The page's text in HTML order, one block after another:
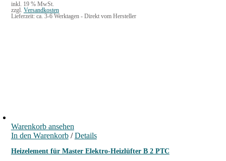
inkl. 19 % MwSt.
zzgl. Versandkosten
Lieferzeit: ca. 3-6 Werktagen - Direkt vom Hersteller
Warenkorb ansehen
In den Warenkorb / Details
Heizelement für Master Elektro-Heizlüfter B 2 PTC